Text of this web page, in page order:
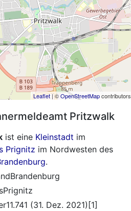
Leaflet| ©OpenStreetMapcontributors
Pritzwalk
ist eine Kleinstadt im
Prignitz im Nordwesten des
.
(31. Dez. 2021)[1]